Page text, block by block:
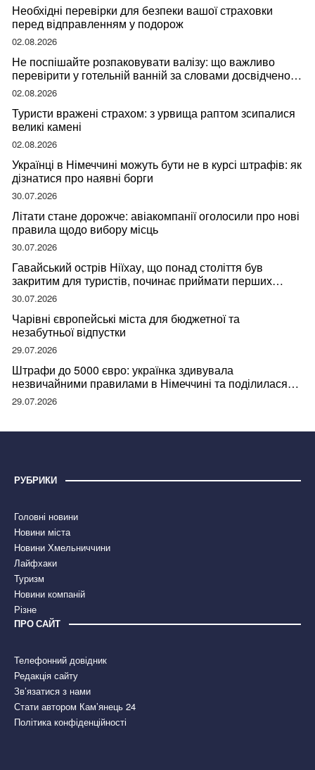
Необхідні перевірки для безпеки вашої страховки
перед відправленням у подорож
02.08.2026
Не поспішайте розпаковувати валізу: що важливо
перевірити у готельній ванній за словами досвідченої
мандрівниці
02.08.2026
Туристи вражені страхом: з урвища раптом зсипалися
великі камені
02.08.2026
Українці в Німеччині можуть бути не в курсі штрафів: як
дізнатися про наявні борги
30.07.2026
Літати стане дорожче: авіакомпанії оголосили про нові
правила щодо вибору місць
30.07.2026
Гавайський острів Ніїхау, що понад століття був
закритим для туристів, починає приймати перших
відвідувачів
30.07.2026
Чарівні європейські міста для бюджетної та
незабутньої відпустки
29.07.2026
Штрафи до 5000 євро: українка здивувала
незвичайними правилами в Німеччині та поділилася
правдою
29.07.2026
РУБРИКИ
Головні новини
Новини міста
Новини Хмельниччини
Лайфхаки
Туризм
Новини компаній
Різне
ПРО САЙТ
Телефонний довідник
Редакція сайту
Зв’язатися з нами
Стати автором Кам’янець 24
Політика конфіденційності